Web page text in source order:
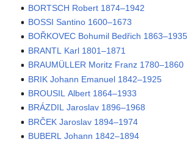
BORTSCH Robert 1874–1942
BOSSI Santino 1600–1673
BOŘKOVEC Bohumil Bedřich 1863–1935
BRANTL Karl 1801–1871
BRAUMÜLLER Moritz Franz 1780–1860
BRIK Johann Emanuel 1842–1925
BROUSIL Albert 1864–1933
BRÁZDIL Jaroslav 1896–1968
BRČEK Jaroslav 1894–1974
BUBERL Johann 1842–1894